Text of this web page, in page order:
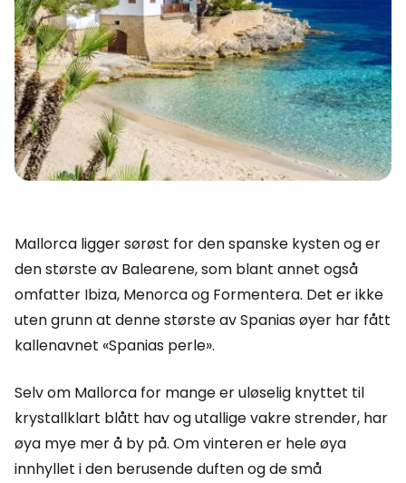
Mallorca ligger sørøst for den spanske kysten og er
den største av Balearene, som blant annet også
omfatter Ibiza, Menorca og Formentera. Det er ikke
uten grunn at denne største av Spanias øyer har fått
kallenavnet «Spanias perle».
Selv om Mallorca for mange er uløselig knyttet til
krystallklart blått hav og utallige vakre strender, har
øya mye mer å by på. Om vinteren er hele øya
innhyllet i den berusende duften og de små